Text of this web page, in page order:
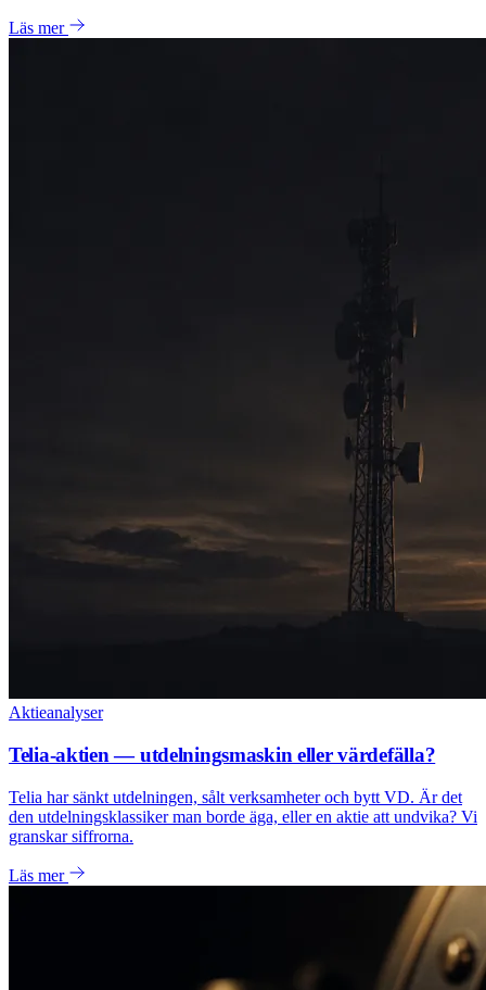
Läs mer
Aktieanalyser
Telia-aktien — utdelningsmaskin eller värdefälla?
Telia har sänkt utdelningen, sålt verksamheter och bytt VD. Är det
den utdelningsklassiker man borde äga, eller en aktie att undvika? Vi
granskar siffrorna.
Läs mer